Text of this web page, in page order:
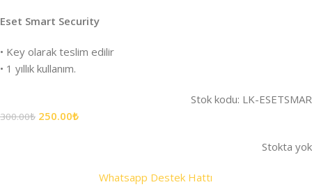
Eset Smart Security
• Key olarak teslim edilir
• 1 yıllık kullanım.
Stok kodu: LK-
300.00₺ 250.00₺
Stokta yok
Whatsapp Destek Hattı